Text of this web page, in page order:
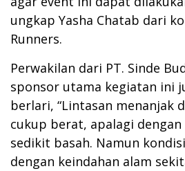
ungkap Yasha Chatab dari
Runners.
Perwakilan dari PT. Sinde
sponsor utama kegiatan ini
berlari, “Lintasan menanjak
cukup berat, apalagi
sedikit basah. Namun
dengan keindahan alam